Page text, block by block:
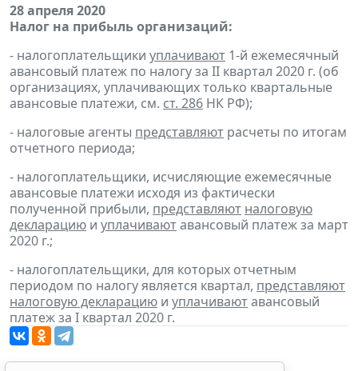
28 апреля 2020
Налог на прибыль организаций:
- налогоплательщики уплачивают 1-й ежемесячный
авансовый платеж по налогу за II квартал 2020 г. (об
организациях, уплачивающих только квартальные
авансовые платежи, см. ст. 286 НК РФ);
- налоговые агенты представляют расчеты по итогам
отчетного периода;
- налогоплательщики, исчисляющие ежемесячные
авансовые платежи исходя из фактически
полученной прибыли, представляют налоговую
декларацию и уплачиваютавансовый платеж за март
2020 г.;
- налогоплательщики, для которых отчетным
периодом по налогу является квартал, представляют
налоговую декларацию и уплачиваютавансовый
платеж за I квартал 2020 г.